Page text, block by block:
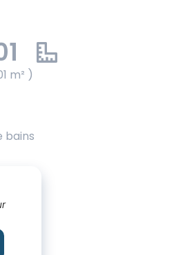
m² )
bains